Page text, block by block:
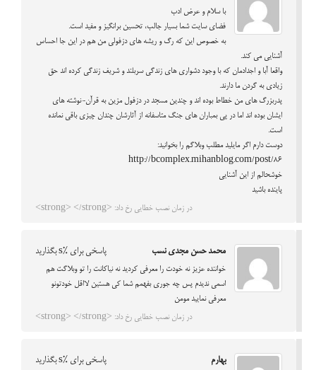
با سلام و عرض ادب
فضای سایت شما بسیار جالب، تحسین برانگیز و مفید است.
به خصوص این که رگ و ریشه های دزفولی من هم در این جا احساس
آشنایی می کند.
واقعا آبا و اجدادمان که با وجود دشواری های زندگی سربلند و شریف زندگی کرده اند حق
زیادی به گردن ما دارند.
پدربزرگ های من خطاط بوده اند و چندین مسجد در دزفول مزین به قرآن-نوشته های
ایشان بوده اند اما در پی بمباران های جنگ متاسفانه از آثارشان چندان چیزی باقی نمانده
است.
دوست دارم اگر مایلید مطلب وبلاگم را بخوانید:
http://bcomplex.mihanblog.com/post/86
خوشحالم از این آشنایی
پاینده باشید
در زمان نصب خطایی رخ داد: <strong> </strong>
محمد حسن مجدی نسب پاسخی برای %s بگذارید
خواننده عزیز نه خودت را معرفی کردید نه نیاکانت را تو وبلاگت هم
اسمی ندیدم پس چه جوری بفهمم شما کی هستین لااقل خودتونو
معرفی نمایید مومن
در زمان نصب خطایی رخ داد: <strong> </strong>
بهارم پاسخی برای %s بگذارید